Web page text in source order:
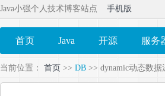
Java小强个人技术博客站点 手机版
首页 Java 开源 服务
当前位置： 首页 >> DB >> dynamic动态数